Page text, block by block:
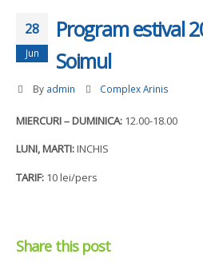
28
Jun
Program estival
Soimul
By admin Complex Arinis
MIERCURI – DUMINICA: 12.00-18.00
LUNI, MARTI:INCHIS
TARIF: 10 lei/pers
Share this post